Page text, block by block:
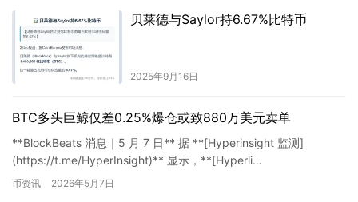
贝莱德与Saylor持6.67%比特币
2025年9月16日
BTC多头巨鲸仅差0.25%爆仓或致880万美元卖单
**BlockBeats 消息｜5 月 7 日** 据 **[Hyperinsight 监测]
(https://t.me/HyperInsight)** 显示，**[Hyperli…
币资讯 2026年5月7日